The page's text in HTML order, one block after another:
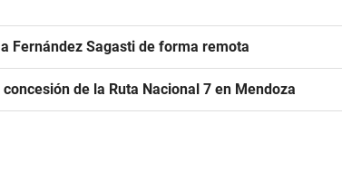
Fernández Sagasti de forma remota
de la Ruta Nacional 7 en Mendoza